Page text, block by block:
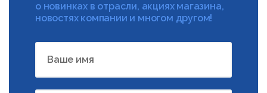
о новинках в отрасли, акциях магазина,
новостях компании и многом другом!
Ваше имя